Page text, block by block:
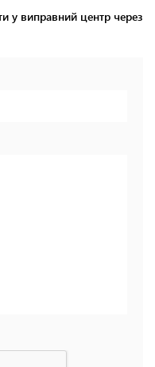
у виправний центр через